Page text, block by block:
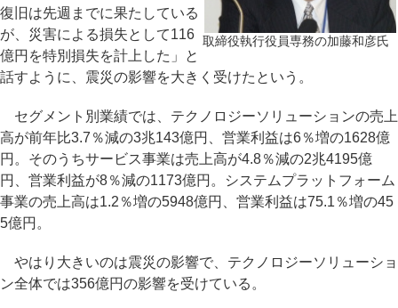
取締役執行役員専務の加藤和彦氏
復旧は先週までに果たしている
が、災害による損失として116
億円を特別損失を計上した」と
話すように、震災の影響を大きく受けたという。
セグメント別業績では、テクノロジーソリューションの売上
高が前年比3.7％減の3兆143億円、営業利益は6％増の1628億
円。そのうちサービス事業は売上高が4.8％減の2兆4195億
円、営業利益が8％減の1173億円。システムプラットフォーム
事業の売上高は1.2％増の5948億円、営業利益は75.1％増の45
5億円。
やはり大きいのは震災の影響で、テクノロジーソリューショ
ン全体では356億円の影響を受けている。